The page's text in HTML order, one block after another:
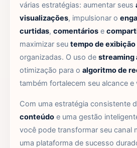
várias estratégias: aumentar seus
visualizações, impulsionar o
curtidas, comentários e
maximizar seu tempo de exibição
organizadas. O uso de streaming
otimização para o algoritmo de
também fortalecem seu alcance e
Com uma estratégia consistente
conteúdo e uma gestão
você pode transformar seu canal
uma plataforma de sucesso